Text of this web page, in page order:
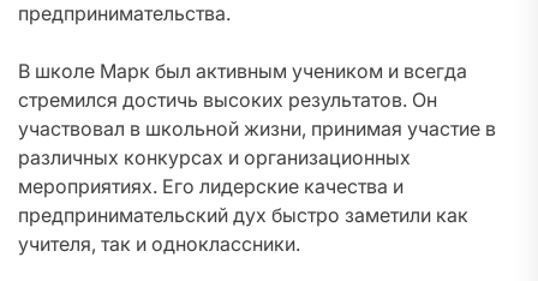
предпринимательства.
В школе Марк был активным учеником и всегда
стремился достичь высоких результатов. Он
участвовал в школьной жизни, принимая участие в
различных конкурсах и организационных
мероприятиях. Его лидерские качества и
предпринимательский дух быстро заметили как
учителя, так и одноклассники.